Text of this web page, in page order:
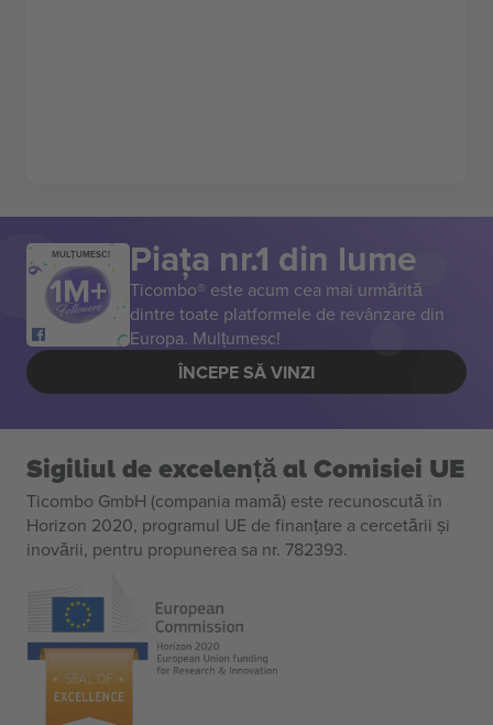
MULȚUMESC! Piața nr.1 din lume
Ticombo® este acum cea mai urmărită
dintre toate platformele de revânzare din
Europa. Mulțumesc!
ÎNCEPE SĂ VINZI
Sigiliul de excelență al Comisiei UE
Ticombo GmbH (compania mamă) este recunoscută în
Horizon 2020, programul UE de finanțare a cercetării și
inovării, pentru propunerea sa nr. 782393.